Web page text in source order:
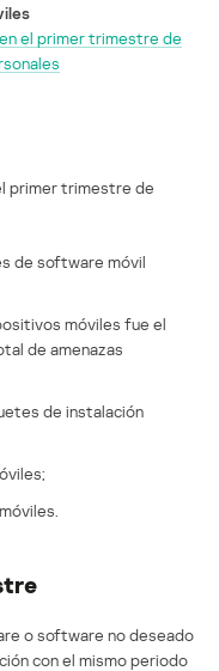
el primer trimestre de
primer trimestre de
de software móvil
móviles fue el
de amenazas
de instalación
o software no deseado
con el mismo periodo